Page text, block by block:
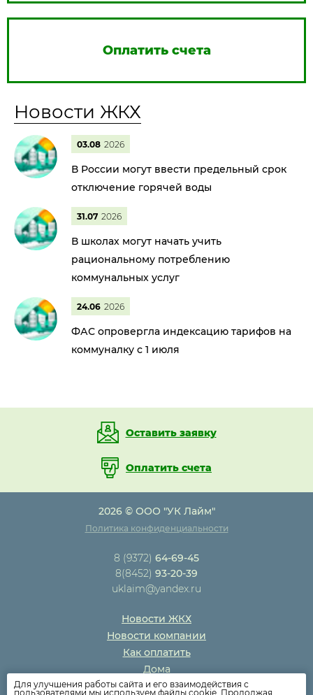
Оплатить счета
Новости ЖКХ
03.08 2026
В России могут ввести предельный срок
отключение горячей воды
31.07 2026
В школах могут начать учить
рациональному потреблению
коммунальных услуг
24.06 2026
ФАС опровергла индексацию тарифов на
коммуналку с 1 июля
Оставить заявку
Оплатить счета
2026 © ООО "УК Лайм"
Политика конфиденциальности
8 (9372) 64-69-45
8(8452) 93-20-39
uklaim@yandex.ru
Новости ЖКХ
Новости компании
Как оплатить
Дома
Раскрытие информации
Для улучшения работы сайта и его взаимодействия с
пользователями мы используем файлы cookie. Продолжая